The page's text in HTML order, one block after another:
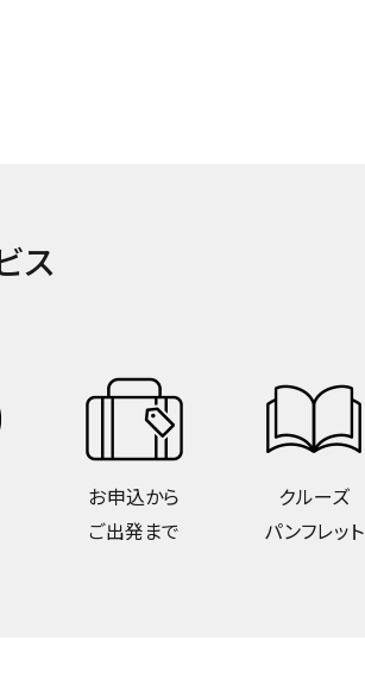
ス
お申込から
ご出発まで
クルーズ
パンフレット